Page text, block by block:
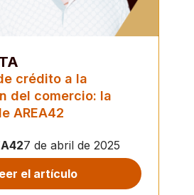
crédito a la
del comercio: la
AREA42
7 de abril de 2025
el artículo